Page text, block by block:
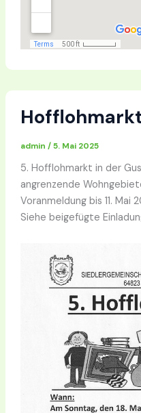
admin /5. Mai 2025
5. Hofflohmarkt in der
angrenzende
Voranmeldung bis 11. Mai
Siehe beigefügte